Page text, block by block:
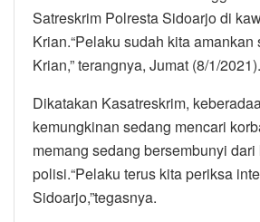
Satreskrim Polresta Sidoarjo di
Krian.“Pelaku sudah kita amankan
Krian,” terangnya, Jumat (8/1/2021).
Dikatakan Kasatreskrim,
kemungkinan sedang mencari
memang sedang bersembunyi dari
polisi.“Pelaku terus kita periksa
Sidoarjo,”tegasnya.